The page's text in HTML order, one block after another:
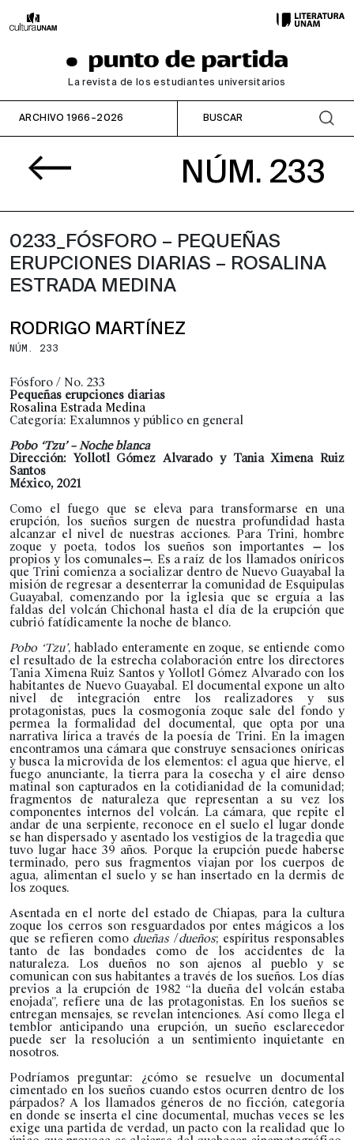
La revista de los estudiantes universitarios
ARCHIVO 1966–2026
NÚM. 233
0233_FÓSFORO – PEQUEÑAS
ERUPCIONES DIARIAS – ROSALINA
ESTRADA MEDINA
RODRIGO MARTÍNEZ
NÚM. 233
Fósforo / No. 233
Pequeñas erupciones diarias
Rosalina Estrada Medina
Categoría: Exalumnos y público en general
Pobo ‘Tzu’ – Noche blanca
Dirección: Yollotl Gómez Alvarado y Tania Ximena Ruiz
Santos
México, 2021
Como el fuego que se eleva para transformarse en una
erupción, los sueños surgen de nuestra profundidad hasta
alcanzar el nivel de nuestras acciones. Para Trini, hombre
zoque y poeta, todos los sueños son importantes — los
propios y los comunales—. Es a raíz de los llamados oníricos
que Trini comienza a socializar dentro de Nuevo Guayabal la
misión de regresar a desenterrar la comunidad de Esquipulas
Guayabal, comenzando por la iglesia que se erguía a las
faldas del volcán Chichonal hasta el día de la erupción que
cubrió fatídicamente la noche de blanco.
Pobo ‘Tzu’, hablado enteramente en zoque, se entiende como
el resultado de la estrecha colaboración entre los directores
Tania Ximena Ruiz Santos y Yollotl Gómez Alvarado con los
habitantes de Nuevo Guayabal. El documental expone un alto
nivel de integración entre los realizadores y sus
protagonistas, pues la cosmogonía zoque sale del fondo y
permea la formalidad del documental, que opta por una
narrativa lírica a través de la poesía de Trini. En la imagen
encontramos una cámara que construye sensaciones oníricas
y busca la microvida de los elementos: el agua que hierve, el
fuego anunciante, la tierra para la cosecha y el aire denso
matinal son capturados en la cotidianidad de la comunidad;
fragmentos de naturaleza que representan a su vez los
componentes internos del volcán. La cámara, que repite el
andar de una serpiente, reconoce en el suelo el lugar donde
se han dispersado y asentado los vestigios de la tragedia que
tuvo lugar hace 39 años. Porque la erupción puede haberse
terminado, pero sus fragmentos viajan por los cuerpos de
agua, alimentan el suelo y se han insertado en la dermis de
los zoques.
Asentada en el norte del estado de Chiapas, para la cultura
zoque los cerros son resguardados por entes mágicos a los
que se refieren como dueñas /dueños; espíritus responsables
tanto de las bondades como de los accidentes de la
naturaleza. Los dueños no son ajenos al pueblo y se
comunican con sus habitantes a través de los sueños. Los días
previos a la erupción de 1982 “la dueña del volcán estaba
enojada”, refiere una de las protagonistas. En los sueños se
entregan mensajes, se revelan intenciones. Así como llega el
temblor anticipando una erupción, un sueño esclarecedor
puede ser la resolución a un sentimiento inquietante en
nosotros.
Podríamos preguntar: ¿cómo se resuelve un documental
cimentado en los sueños cuando estos ocurren dentro de los
párpados? A los llamados géneros de no ficción, categoría
en donde se inserta el cine documental, muchas veces se les
exige una partida de verdad, un pacto con la realidad que lo